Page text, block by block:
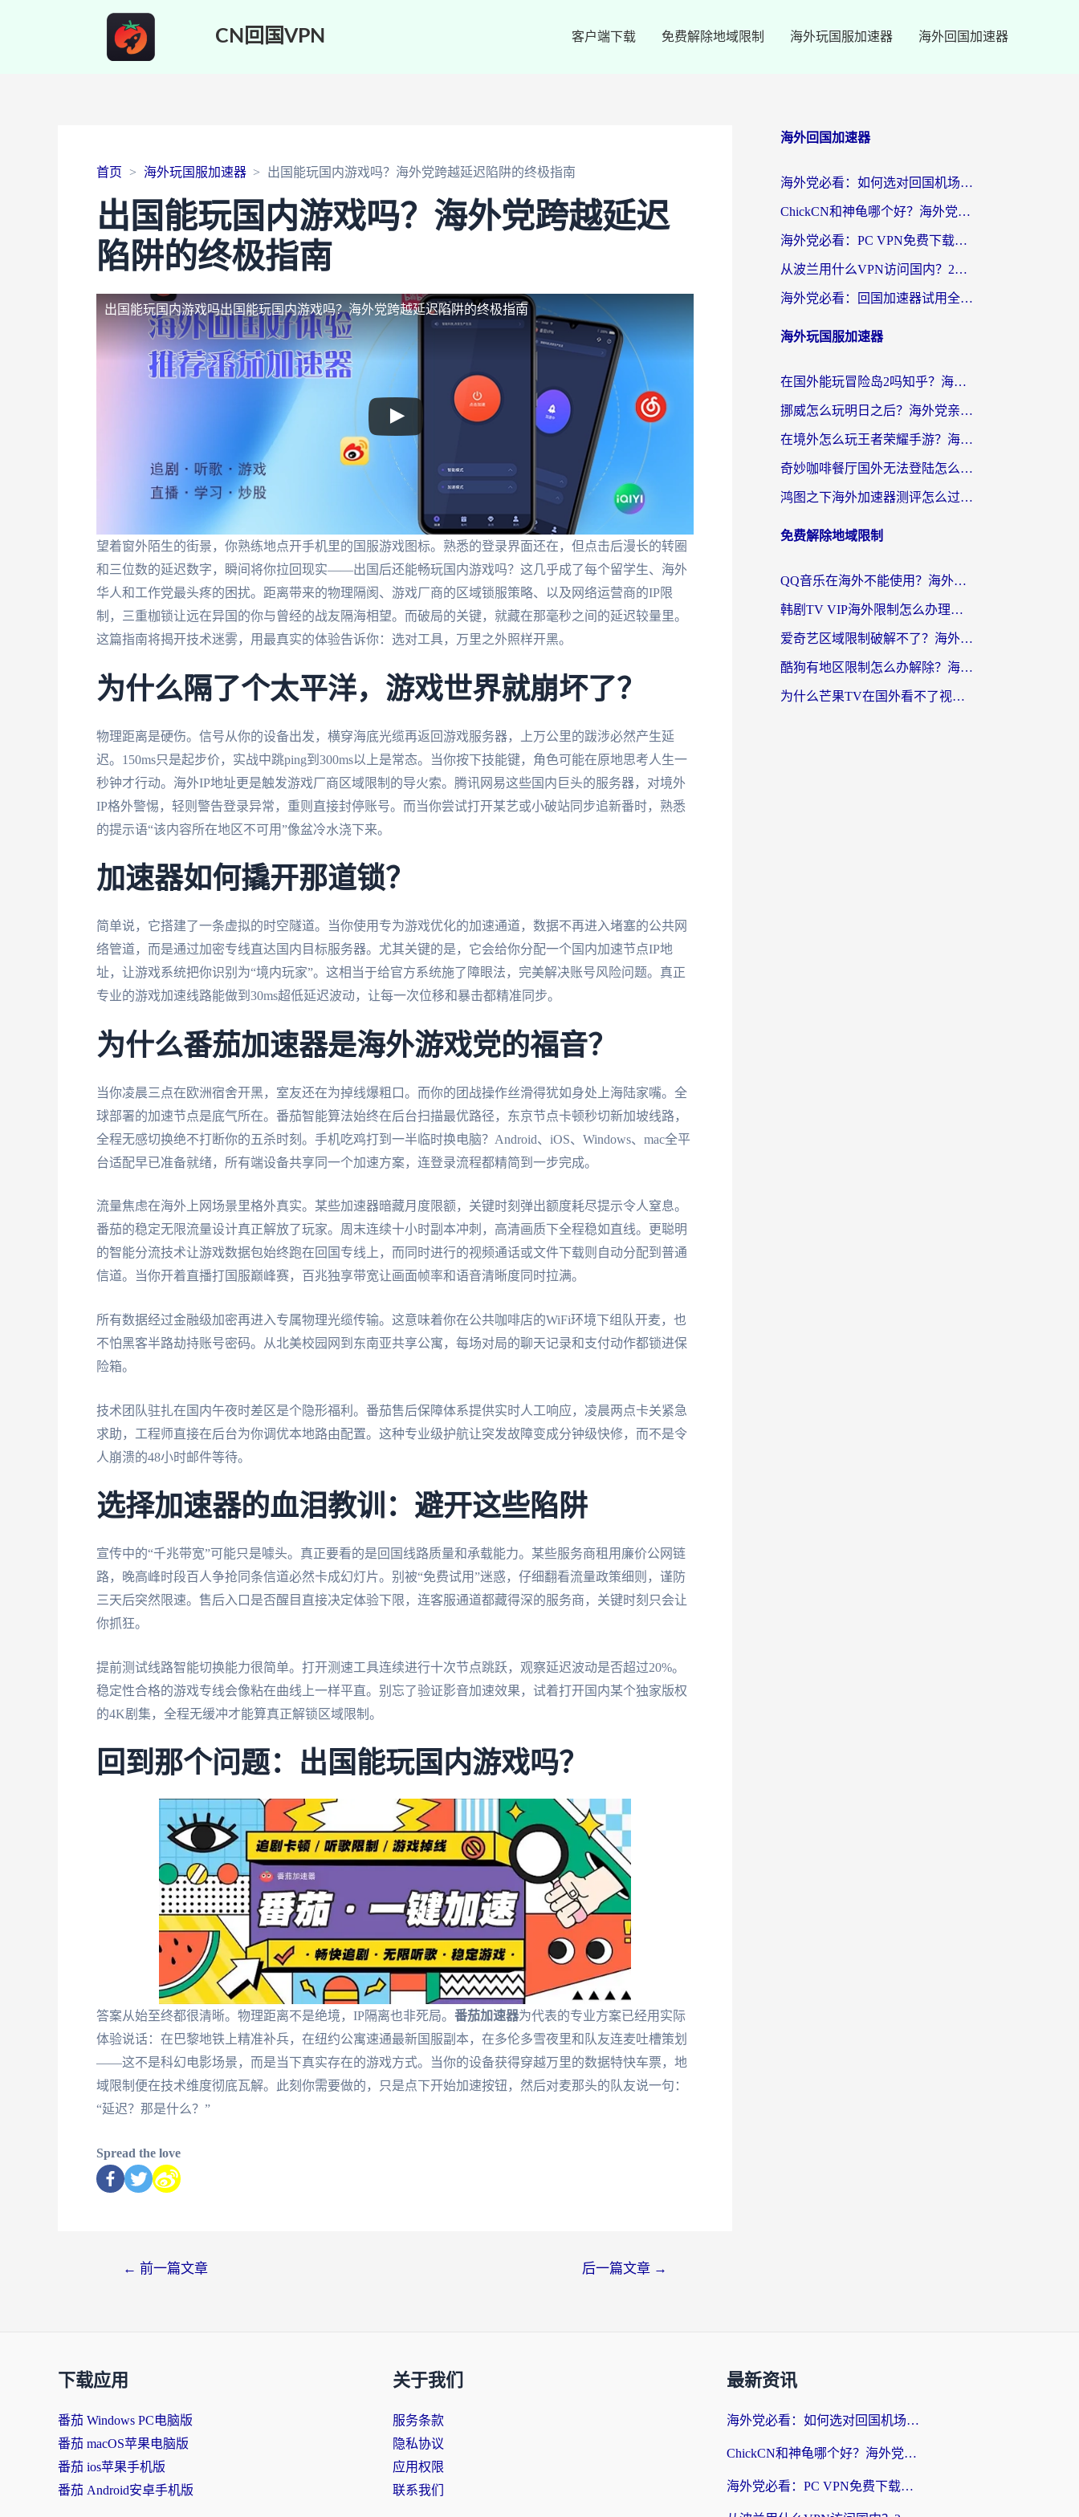
CN回国VPN 客户端下载 免费解除地域限制 海外玩国服加速器 海外回国加速器
首页 海外玩国服加速器 出国能玩国内游戏吗？海外党跨越延迟陷阱的终极指南
出国能玩国内游戏吗？海外党跨越延迟
陷阱的终极指南
出国能玩国内游戏吗出国能玩国内游戏吗？海外党跨越延迟陷阱的终极指南
望着窗外陌生的街景，你熟练地点开手机里的国服游戏图标。熟悉的登录界面还在，但点击后漫长的转圈
和三位数的延迟数字，瞬间将你拉回现实——出国后还能畅玩国内游戏吗？这几乎成了每个留学生、海外
华人和工作党最头疼的困扰。距离带来的物理隔阂、游戏厂商的区域锁服策略、以及网络运营商的IP限
制，三重枷锁让远在异国的你与曾经的战友隔海相望。而破局的关键，就藏在那毫秒之间的延迟较量里。
这篇指南将揭开技术迷雾，用最真实的体验告诉你：选对工具，万里之外照样开黑。
为什么隔了个太平洋，游戏世界就崩坏了？
物理距离是硬伤。信号从你的设备出发，横穿海底光缆再返回游戏服务器，上万公里的跋涉必然产生延
迟。150ms只是起步价，实战中跳ping到300ms以上是常态。当你按下技能键，角色可能在原地思考人生一
秒钟才行动。海外IP地址更是触发游戏厂商区域限制的导火索。腾讯网易这些国内巨头的服务器，对境外
IP格外警惕，轻则警告登录异常，重则直接封停账号。而当你尝试打开某艺或小破站同步追新番时，熟悉
的提示语“该内容所在地区不可用”像盆冷水浇下来。
加速器如何撬开那道锁？
简单说，它搭建了一条虚拟的时空隧道。当你使用专为游戏优化的加速通道，数据不再进入堵塞的公共网
络管道，而是通过加密专线直达国内目标服务器。尤其关键的是，它会给你分配一个国内加速节点IP地
址，让游戏系统把你识别为“境内玩家”。这相当于给官方系统施了障眼法，完美解决账号风险问题。真正
专业的游戏加速线路能做到30ms超低延迟波动，让每一次位移和暴击都精准同步。
为什么番茄加速器是海外游戏党的福音？
当你凌晨三点在欧洲宿舍开黑，室友还在为掉线爆粗口。而你的团战操作丝滑得犹如身处上海陆家嘴。全
球部署的加速节点是底气所在。番茄智能算法始终在后台扫描最优路径，东京节点卡顿秒切新加坡线路，
全程无感切换绝不打断你的五杀时刻。手机吃鸡打到一半临时换电脑？Android、iOS、Windows、mac全平
台适配早已准备就绪，所有端设备共享同一个加速方案，连登录流程都精简到一步完成。
流量焦虑在海外上网场景里格外真实。某些加速器暗藏月度限额，关键时刻弹出额度耗尽提示令人窒息。
番茄的稳定无限流量设计真正解放了玩家。周末连续十小时副本冲刺，高清画质下全程稳如直线。更聪明
的智能分流技术让游戏数据包始终跑在回国专线上，而同时进行的视频通话或文件下载则自动分配到普通
信道。当你开着直播打国服巅峰赛，百兆独享带宽让画面帧率和语音清晰度同时拉满。
所有数据经过金融级加密再进入专属物理光缆传输。这意味着你在公共咖啡店的WiFi环境下组队开麦，也
不怕黑客半路劫持账号密码。从北美校园网到东南亚共享公寓，每场对局的聊天记录和支付动作都锁进保
险箱。
技术团队驻扎在国内午夜时差区是个隐形福利。番茄售后保障体系提供实时人工响应，凌晨两点卡关紧急
求助，工程师直接在后台为你调优本地路由配置。这种专业级护航让突发故障变成分钟级快修，而不是令
人崩溃的48小时邮件等待。
选择加速器的血泪教训：避开这些陷阱
宣传中的“千兆带宽”可能只是噱头。真正要看的是回国线路质量和承载能力。某些服务商租用廉价公网链
路，晚高峰时段百人争抢同条信道必然卡成幻灯片。别被“免费试用”迷惑，仔细翻看流量政策细则，谨防
三天后突然限速。售后入口是否醒目直接决定体验下限，连客服通道都藏得深的服务商，关键时刻只会让
你抓狂。
提前测试线路智能切换能力很简单。打开测速工具连续进行十次节点跳跃，观察延迟波动是否超过20%。
稳定性合格的游戏专线会像粘在曲线上一样平直。别忘了验证影音加速效果，试着打开国内某个独家版权
的4K剧集，全程无缓冲才能算真正解锁区域限制。
回到那个问题：出国能玩国内游戏吗？
答案从始至终都很清晰。物理距离不是绝境，IP隔离也非死局。 番茄加速器为代表的专业方案已经用实际
体验说话：在巴黎地铁上精准补兵，在纽约公寓速通最新国服副本，在多伦多雪夜里和队友连麦吐槽策划
——这不是科幻电影场景，而是当下真实存在的游戏方式。当你的设备获得穿越万里的数据特快车票，地
域限制便在技术维度彻底瓦解。此刻你需要做的，只是点下开始加速按钮，然后对麦那头的队友说一句：
“延迟？那是什么？”
Spread the love
← 前一篇文章 后一篇文章 →
海外回国加速器
海外党必看：如何选对回国机场ssr？3步解决国内资源访问难题
ChickCN和神龟哪个好？海外党亲测回国加速器的实用攻略
海外党必看：PC VPN免费下载？别踩坑！3步选对回国加速器无缝刷国内资源
从波兰用什么VPN访问国内？2026实测有效的无缝回国方案
海外党必看：回国加速器试用全攻略，无缝刷国内剧玩游戏不再难
海外玩国服加速器
在国外能玩冒险岛2吗知乎？海外党亲测有效的国服游戏加速指南
挪威怎么玩明日之后？海外党亲测有效的国服游戏加速指南
在境外怎么玩王者荣耀手游？海外党不卡顿的终极加速器选择指南
奇妙咖啡餐厅国外无法登陆怎么办？海外党必看的国服游戏加速全攻略
鸿图之下海外加速器测评怎么过？老玩家亲测有效的选择指南
免费解除地域限制
QQ音乐在海外不能使用？海外党亲测有效的回国加速解决方案来了
韩剧TV VIP海外限制怎么办理？海外党追剧看国内内容的实用指南
爱奇艺区域限制破解不了？海外党亲测有效的回国加速方案来了
酷狗有地区限制怎么办解除？海外党看国内剧听音乐的实用加速器指南
为什么芒果TV在国外看不了视频了？海外党追剧的终极解决方案来了
下载应用
番茄 Windows PC电脑版
番茄 macOS苹果电脑版
番茄 ios苹果手机版
番茄 Android安卓手机版
关于我们
服务条款
隐私协议
应用权限
联系我们
最新资讯
海外党必看：如何选对回国机场ssr？3步解决国内资源访问难题
ChickCN和神龟哪个好？海外党亲测回国加速器的实用攻略
海外党必看：PC VPN免费下载？别踩坑！3步选对回国加速器无缝刷国内资源